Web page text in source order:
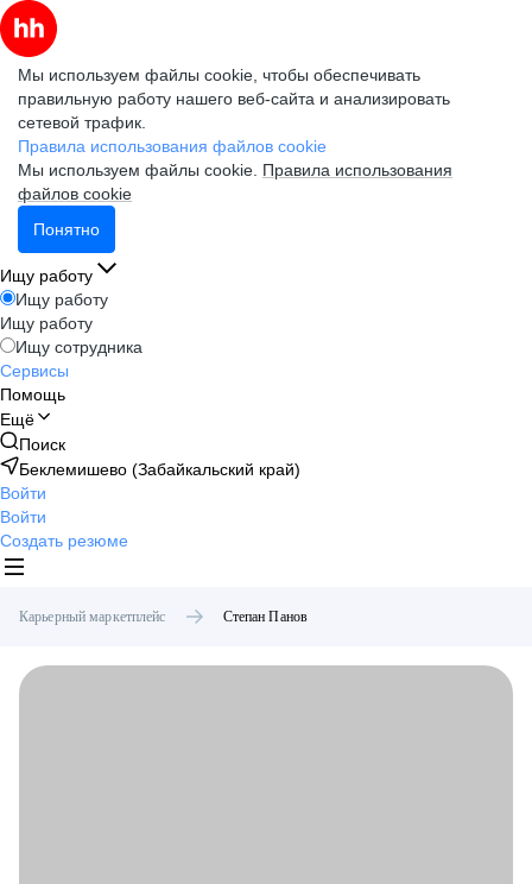
Мы используем файлы cookie, чтобы обеспечивать
правильную работу нашего веб-сайта и анализировать
сетевой трафик.
Правила использования файлов cookie
Мы используем файлы cookie. Правила использования
файлов cookie
Понятно
Ищу работу
Ищу работу
Ищу работу
Ищу сотрудника
Сервисы
Помощь
Ещё
Поиск
Беклемишево (Забайкальский край)
Войти
Войти
Создать резюме
Карьерный маркетплейс Степан Панов